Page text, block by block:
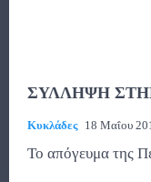
ΣΥΛΛΗΨΗ
Κυκλάδες 18 Μαΐου
Το απόγευμα της